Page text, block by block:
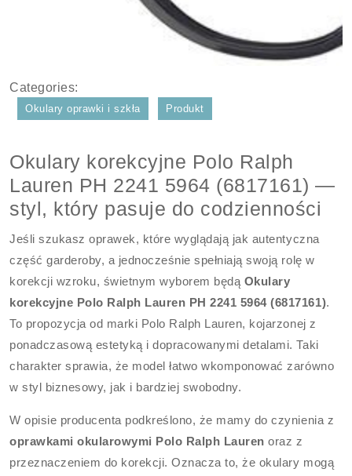
Categories:
Okulary oprawki i szkła Produkt
Okulary korekcyjne Polo Ralph
Lauren PH 2241 5964 (6817161) —
styl, który pasuje do codzienności
Jeśli szukasz oprawek, które wyglądają jak autentyczna
część garderoby, a jednocześnie spełniają swoją rolę w
korekcji wzroku, świetnym wyborem będą Okulary
korekcyjne Polo Ralph Lauren PH 2241 5964 (6817161).
To propozycja od marki Polo Ralph Lauren, kojarzonej z
ponadczasową estetyką i dopracowanymi detalami. Taki
charakter sprawia, że model łatwo wkomponować zarówno
w styl biznesowy, jak i bardziej swobodny.
W opisie producenta podkreślono, że mamy do czynienia z
oprawkami okularowymi Polo Ralph Lauren oraz z
przeznaczeniem do korekcji. Oznacza to, że okulary mogą